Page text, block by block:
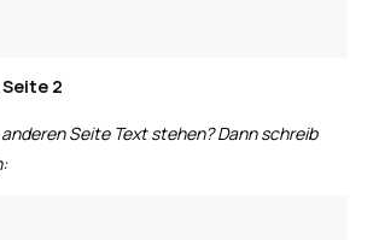
2
Seite Text stehen? Dann schreib